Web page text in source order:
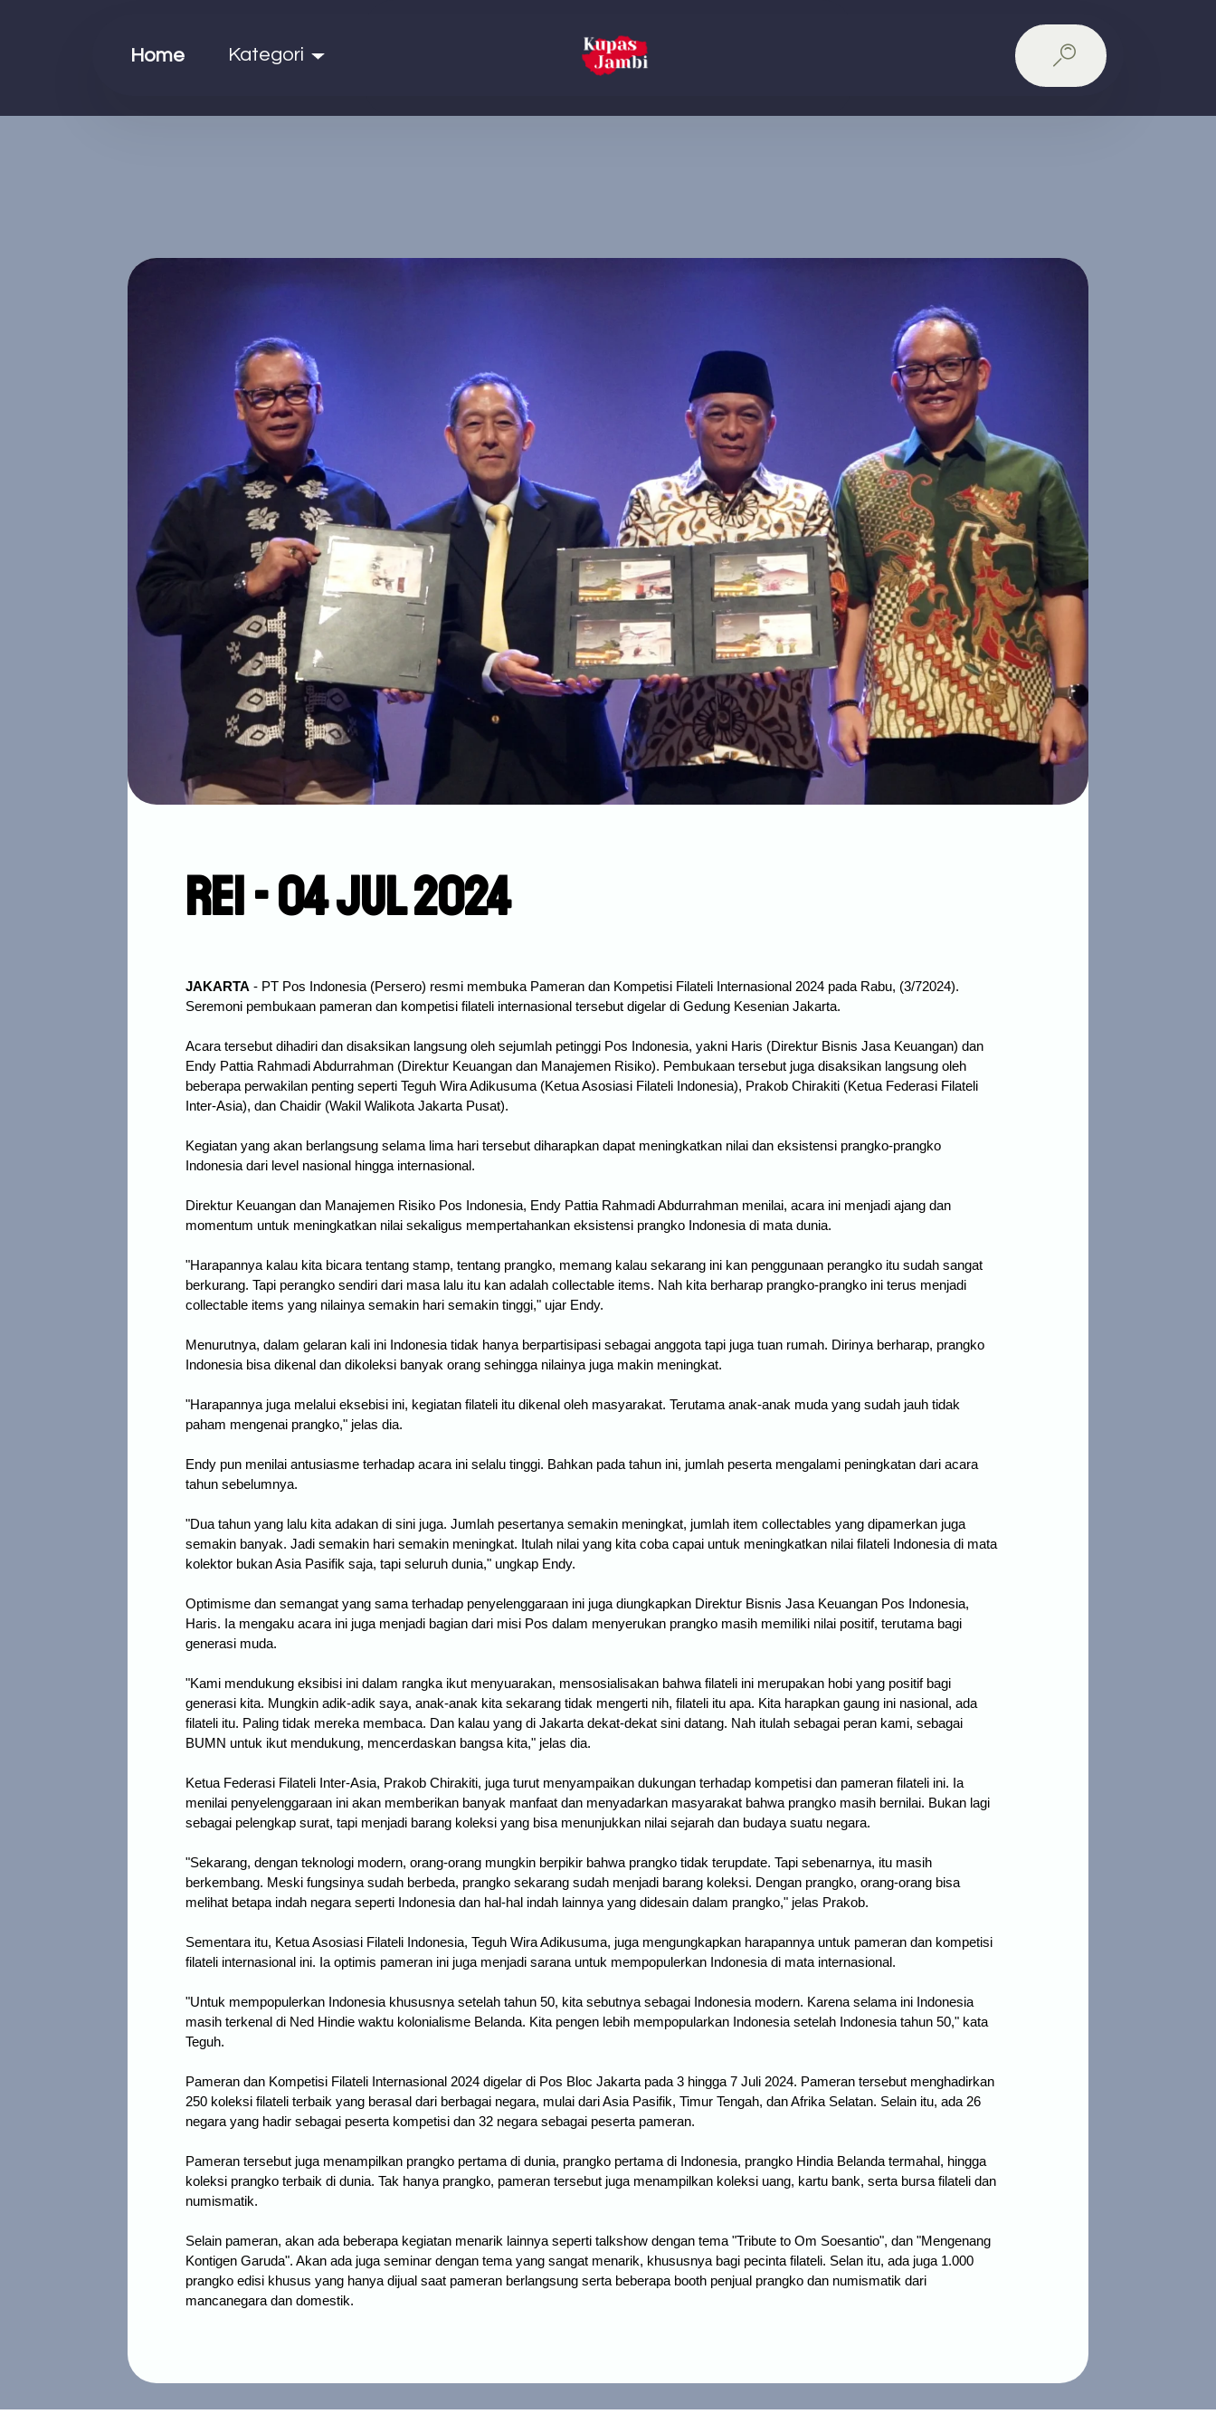
Home Kategori
Rei - 04 Jul 2024
JAKARTA - PT Pos Indonesia (Persero) resmi membuka Pameran dan Kompetisi Filateli Internasional 2024 pada Rabu, (3/72024).
Seremoni pembukaan pameran dan kompetisi filateli internasional tersebut digelar di Gedung Kesenian Jakarta.
Acara tersebut dihadiri dan disaksikan langsung oleh sejumlah petinggi Pos Indonesia, yakni Haris (Direktur Bisnis Jasa Keuangan) dan
Endy Pattia Rahmadi Abdurrahman (Direktur Keuangan dan Manajemen Risiko). Pembukaan tersebut juga disaksikan langsung oleh
beberapa perwakilan penting seperti Teguh Wira Adikusuma (Ketua Asosiasi Filateli Indonesia), Prakob Chirakiti (Ketua Federasi Filateli
Inter-Asia), dan Chaidir (Wakil Walikota Jakarta Pusat).
Kegiatan yang akan berlangsung selama lima hari tersebut diharapkan dapat meningkatkan nilai dan eksistensi prangko-prangko
Indonesia dari level nasional hingga internasional.
Direktur Keuangan dan Manajemen Risiko Pos Indonesia, Endy Pattia Rahmadi Abdurrahman menilai, acara ini menjadi ajang dan
momentum untuk meningkatkan nilai sekaligus mempertahankan eksistensi prangko Indonesia di mata dunia.
"Harapannya kalau kita bicara tentang stamp, tentang prangko, memang kalau sekarang ini kan penggunaan perangko itu sudah sangat
berkurang. Tapi perangko sendiri dari masa lalu itu kan adalah collectable items. Nah kita berharap prangko-prangko ini terus menjadi
collectable items yang nilainya semakin hari semakin tinggi," ujar Endy.
Menurutnya, dalam gelaran kali ini Indonesia tidak hanya berpartisipasi sebagai anggota tapi juga tuan rumah. Dirinya berharap, prangko
Indonesia bisa dikenal dan dikoleksi banyak orang sehingga nilainya juga makin meningkat.
"Harapannya juga melalui eksebisi ini, kegiatan filateli itu dikenal oleh masyarakat. Terutama anak-anak muda yang sudah jauh tidak
paham mengenai prangko," jelas dia.
Endy pun menilai antusiasme terhadap acara ini selalu tinggi. Bahkan pada tahun ini, jumlah peserta mengalami peningkatan dari acara
tahun sebelumnya.
"Dua tahun yang lalu kita adakan di sini juga. Jumlah pesertanya semakin meningkat, jumlah item collectables yang dipamerkan juga
semakin banyak. Jadi semakin hari semakin meningkat. Itulah nilai yang kita coba capai untuk meningkatkan nilai filateli Indonesia di mata
kolektor bukan Asia Pasifik saja, tapi seluruh dunia," ungkap Endy.
Optimisme dan semangat yang sama terhadap penyelenggaraan ini juga diungkapkan Direktur Bisnis Jasa Keuangan Pos Indonesia,
Haris. Ia mengaku acara ini juga menjadi bagian dari misi Pos dalam menyerukan prangko masih memiliki nilai positif, terutama bagi
generasi muda.
"Kami mendukung eksibisi ini dalam rangka ikut menyuarakan, mensosialisakan bahwa filateli ini merupakan hobi yang positif bagi
generasi kita. Mungkin adik-adik saya, anak-anak kita sekarang tidak mengerti nih, filateli itu apa. Kita harapkan gaung ini nasional, ada
filateli itu. Paling tidak mereka membaca. Dan kalau yang di Jakarta dekat-dekat sini datang. Nah itulah sebagai peran kami, sebagai
BUMN untuk ikut mendukung, mencerdaskan bangsa kita," jelas dia.
Ketua Federasi Filateli Inter-Asia, Prakob Chirakiti, juga turut menyampaikan dukungan terhadap kompetisi dan pameran filateli ini. Ia
menilai penyelenggaraan ini akan memberikan banyak manfaat dan menyadarkan masyarakat bahwa prangko masih bernilai. Bukan lagi
sebagai pelengkap surat, tapi menjadi barang koleksi yang bisa menunjukkan nilai sejarah dan budaya suatu negara.
"Sekarang, dengan teknologi modern, orang-orang mungkin berpikir bahwa prangko tidak terupdate. Tapi sebenarnya, itu masih
berkembang. Meski fungsinya sudah berbeda, prangko sekarang sudah menjadi barang koleksi. Dengan prangko, orang-orang bisa
melihat betapa indah negara seperti Indonesia dan hal-hal indah lainnya yang didesain dalam prangko," jelas Prakob.
Sementara itu, Ketua Asosiasi Filateli Indonesia, Teguh Wira Adikusuma, juga mengungkapkan harapannya untuk pameran dan kompetisi
filateli internasional ini. Ia optimis pameran ini juga menjadi sarana untuk mempopulerkan Indonesia di mata internasional.
"Untuk mempopulerkan Indonesia khususnya setelah tahun 50, kita sebutnya sebagai Indonesia modern. Karena selama ini Indonesia
masih terkenal di Ned Hindie waktu kolonialisme Belanda. Kita pengen lebih mempopularkan Indonesia setelah Indonesia tahun 50," kata
Teguh.
Pameran dan Kompetisi Filateli Internasional 2024 digelar di Pos Bloc Jakarta pada 3 hingga 7 Juli 2024. Pameran tersebut menghadirkan
250 koleksi filateli terbaik yang berasal dari berbagai negara, mulai dari Asia Pasifik, Timur Tengah, dan Afrika Selatan. Selain itu, ada 26
negara yang hadir sebagai peserta kompetisi dan 32 negara sebagai peserta pameran.
Pameran tersebut juga menampilkan prangko pertama di dunia, prangko pertama di Indonesia, prangko Hindia Belanda termahal, hingga
koleksi prangko terbaik di dunia. Tak hanya prangko, pameran tersebut juga menampilkan koleksi uang, kartu bank, serta bursa filateli dan
numismatik.
Selain pameran, akan ada beberapa kegiatan menarik lainnya seperti talkshow dengan tema "Tribute to Om Soesantio", dan "Mengenang
Kontigen Garuda". Akan ada juga seminar dengan tema yang sangat menarik, khususnya bagi pecinta filateli. Selan itu, ada juga 1.000
prangko edisi khusus yang hanya dijual saat pameran berlangsung serta beberapa booth penjual prangko dan numismatik dari
mancanegara dan domestik.